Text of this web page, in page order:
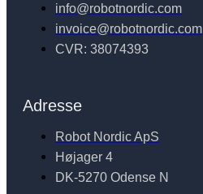
info@robotnordic.com
invoice@robotnordic.com
CVR: 38074393
Adresse
Robot Nordic ApS
Højager 4
DK-5270 Odense N